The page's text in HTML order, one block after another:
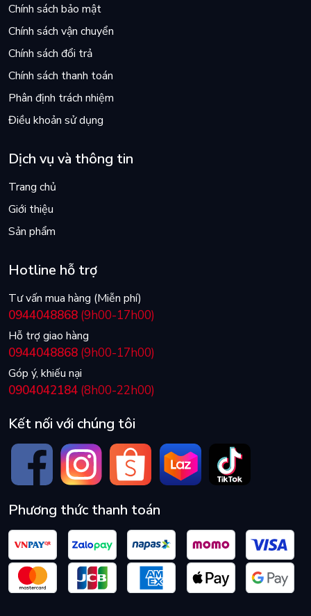
Chính sách bảo mật
Chính sách vận chuyển
Chính sách đổi trả
Chính sách thanh toán
Phân định trách nhiệm
Điều khoản sử dụng
Dịch vụ và thông tin
Trang chủ
Giới thiệu
Sản phẩm
Hotline hỗ trợ
Tư vấn mua hàng (Miễn phí)
0944048868 (9h00-17h00)
Hỗ trợ giao hàng
0944048868 (9h00-17h00)
Góp ý, khiếu nại
0904042184 (8h00-22h00)
Kết nối với chúng tôi
Phương thức thanh toán